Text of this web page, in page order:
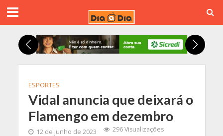
ESPORTES
Vidal anuncia que deixará o
Flamengo em dezembro
12 de junho de 2023 296 Visualizações